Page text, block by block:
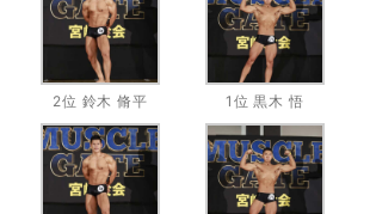
2位 鈴木 脩平 1位 黒木 悟